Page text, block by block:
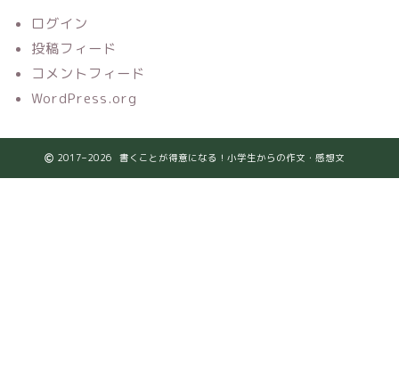
ログイン
投稿フィード
コメントフィード
WordPress.org
2017–2026 書くことが得意になる！小学生からの作文・感想文